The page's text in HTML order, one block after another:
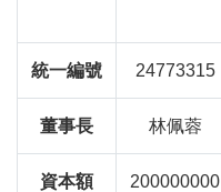
統一編號 24773315
董事長 林佩蓉
資本額 200000000